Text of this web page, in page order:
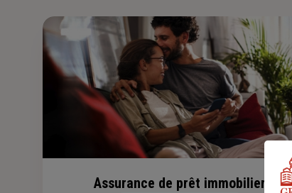
Assurance de prêt immobilier